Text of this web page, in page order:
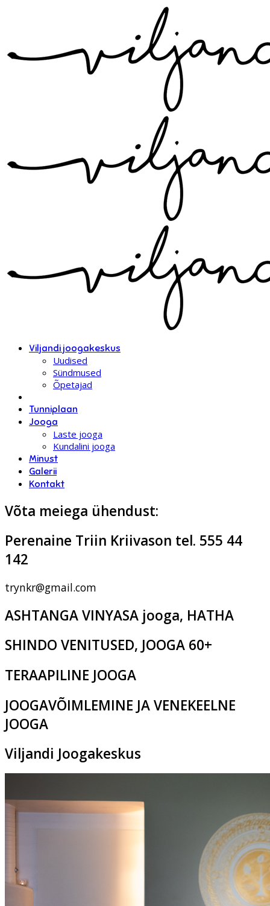
Viljandi joogakeskus
Uudised
Sündmused
Õpetajad
Tunniplaan
Jooga
Laste jooga
Kundalini jooga
Minust
Galerii
Kontakt
Võta meiega ühendust:
Perenaine Triin Kriivason tel. 555 44
142
trynkr@gmail.com
ASHTANGA VINYASA jooga, HATHA
SHINDO VENITUSED, JOOGA 60+
TERAAPILINE JOOGA
JOOGAVÕIMLEMINE JA VENEKEELNE
JOOGA
Viljandi Joogakeskus
Oled oodatud!